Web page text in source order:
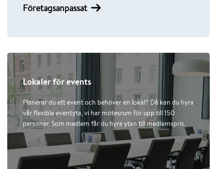
Företagsanpassat
Lokaler för events
Planerar du ett event och behöver en lokal? Då kan du hyra
vår flexibla eventyta, vi har mötesrum för upp till 150
personer. Som medlem får du hyra ytan till medlemspris.